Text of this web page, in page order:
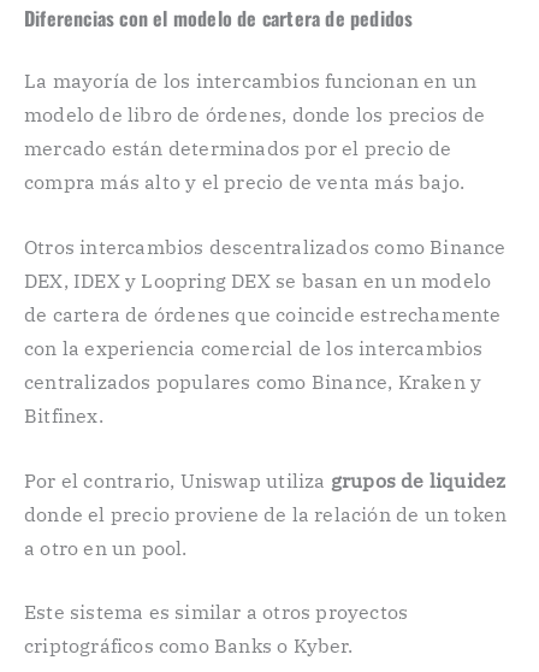
Diferencias con el modelo de cartera de pedidos
La mayoría de los intercambios funcionan en un
modelo de libro de órdenes, donde los precios de
mercado están determinados por el precio de
compra más alto y el precio de venta más bajo.
Otros intercambios descentralizados como Binance
DEX, IDEX y Loopring DEX se basan en un modelo
de cartera de órdenes que coincide estrechamente
con la experiencia comercial de los intercambios
centralizados populares como Binance, Kraken y
Bitfinex.
Por el contrario, Uniswap utiliza grupos de liquidez
donde el precio proviene de la relación de un token
a otro en un pool.
Este sistema es similar a otros proyectos
criptográficos como Banks o Kyber.